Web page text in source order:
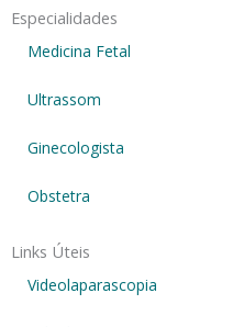
Especialidades
Medicina Fetal
Ultrassom
Ginecologista
Obstetra
Links Úteis
Videolaparascopia